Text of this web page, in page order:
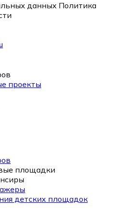
данных Политика
проекты
площадки
детских площадок